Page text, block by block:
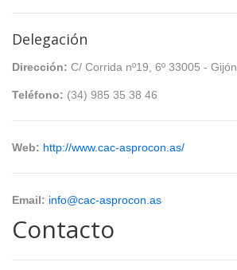
Delegación
Dirección: C/ Corrida nº19, 6º 33005 - Gijón.
Teléfono: (34) 985 35 38 46
Web: http://www.cac-asprocon.as/
Email: info@cac-asprocon.as
Contacto